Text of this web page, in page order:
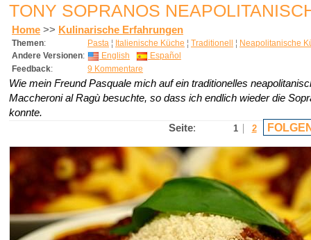
TONY SOPRANOS
Home >> Kulinarische Erfahrungen
Themen: Pasta ¦ Italienische Küche ¦ Traditionell ¦ Neapolitanische
Andere Versionen: English
Español
Feedback: 9 Kommentare
Wie mein Freund Pasquale mich auf ein traditionelles
Maccheroni al Ragù besuchte, so dass ich endlich wieder die
konnte.
Seite: 1 2